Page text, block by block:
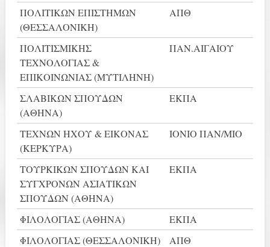
ΠΟΛΙΤΙΚΩΝ ΕΠΙΣΤΗΜΩΝ
(ΘΕΣΣΑΛΟΝΙΚΗ)
ΑΠΘ
ΠΟΛΙΤΙΣΜΙΚΗΣ
ΤΕΧΝΟΛΟΓΙΑΣ &
ΕΠΙΚΟΙΝΩΝΙΑΣ (ΜΥΤΙΛΗΝΗ)
ΠΑΝ.ΑΙΓΑΙΟΥ
ΣΛΑΒΙΚΩΝ ΣΠΟΥΔΩΝ
(ΑΘΗΝΑ)
ΕΚΠΑ
ΤΕΧΝΩΝ ΗΧΟΥ & ΕΙΚΟΝΑΣ
(ΚΕΡΚΥΡΑ)
ΙΟΝΙΟ ΠΑΝ/ΜΙΟ
ΤΟΥΡΚΙΚΩΝ ΣΠΟΥΔΩΝ ΚΑΙ
ΣΥΓΧΡΟΝΩΝ ΑΣΙΑΤΙΚΩΝ
ΣΠΟΥΔΩΝ (ΑΘΗΝΑ)
ΕΚΠΑ
ΦΙΛΟΛΟΓΙΑΣ (ΑΘΗΝΑ)
ΕΚΠΑ
ΦΙΛΟΛΟΓΙΑΣ (ΘΕΣΣΑΛΟΝΙΚΗ)
ΑΠΘ